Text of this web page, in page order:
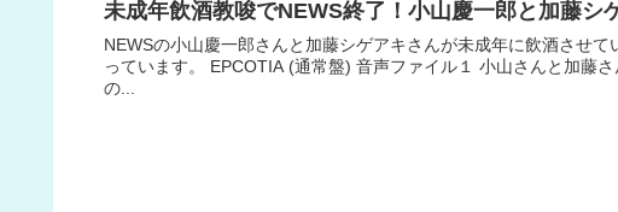
未成年飲酒教唆でNEWS終了！小山慶一郎と加藤シ
NEWSの小山慶一郎さんと加藤シゲアキさんが未成年に飲酒させ
っています。 EPCOTIA (通常盤) 音声ファイル１ 小山さんと加藤
の...